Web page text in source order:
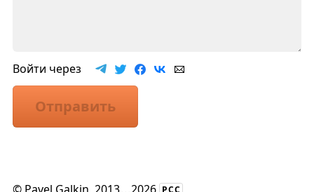
Войти через
Отправить